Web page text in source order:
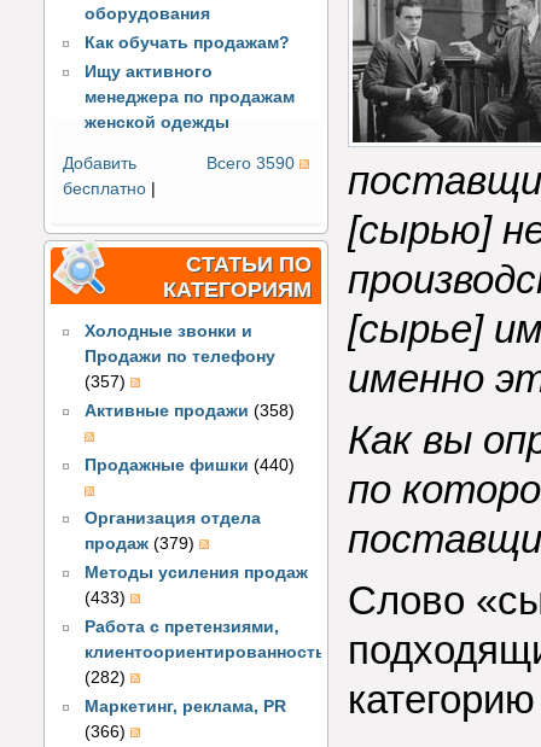
оборудования
Как обучать продажам?
Ищу активного
менеджера по продажам
женской одежды
Всего 3590
Добавить
бесплатно |
СТАТЬИ ПО
КАТЕГОРИЯМ
Холодные звонки и
Продажи по телефону
(357)
Активные продажи (358)
Продажные фишки (440)
Организация отдела
продаж (379)
Методы усиления продаж
(433)
Работа с претензиями,
клиентоориентированность
(282)
Маркетинг, реклама, PR
(366)
[сырью]
[сырье]
именно
Как вы
по
Слово